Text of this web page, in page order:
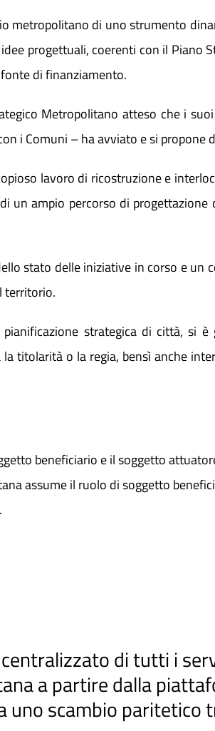
metropolitano di uno strumento
progettuali, coerenti con il Piano
di finanziamento.
Metropolitano atteso che i
i Comuni – ha avviato e si propone
lavoro di ricostruzione e
ampio percorso di
stato delle iniziative in corso e un
territorio.
strategica di città, si
titolarità o la regia, bensì anche
beneficiario e il soggetto
assume il ruolo di soggetto
di tutti i
a partire dalla
uno scambio paritetico